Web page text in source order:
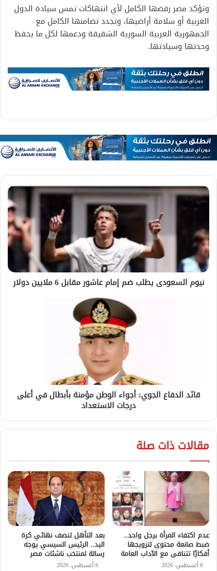
وتؤكد مصر رفضها الكامل لأي انتهاكات تمس سيادة الدول
العربية أو سلامة أراضيها، وتجدد تضامنها الكامل مع
الجمهورية العربية السورية الشقيقة ودعمها لكل ما يحفظ
وحدتها وسيادتها.
نيوم السعودى يطلب ضم إمام عاشور مقابل 6 ملايين دولار
قائد الدفاع الجوي: أجواء الوطن مؤمنة بأبطال في أعلى
درجات الاستعداد
مقالات ذات صلة
عدم اكتفاء المرأة برجل واحد..
ضبط صانعة محتوى لترويجها
أفكارًا تتنافى مع الآداب العامة
6 أغسطس، 2026
بعد التأهل لنصف نهائي كرة
اليد.. الرئيس السيسي يوجه
رسالة لمنتخب ناشئات مصر
6 أغسطس، 2026